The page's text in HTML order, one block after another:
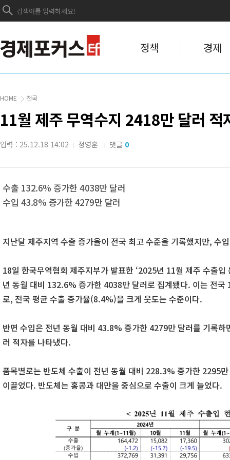
정책 경제
HOME 전국
11월 제주 무역수지 2418만 달러 적
입력 : 25.12.18 14:02 | 정영훈 | 댓글 0
수출 132.6% 증가한 4038만 달러
수입 43.8% 증가한 4279만 달러
지난달 제주지역 수출 증가율이 전국 최고 수준을 기록했지만, 수
18일 한국무역협회 제주지부가 발표한 ‘2025년 11월 제주 수출
년 동월 대비 132.6% 증가한 4038만 달러로 집계됐다. 이는 전국
로, 전국 평균 수출 증가율(8.4%)을 크게 웃도는 수준이다.
반면 수입은 전년 동월 대비 43.8% 증가한 4279만 달러를 기록
러 적자를 나타냈다.
품목별로는 반도체 수출이 전년 동월 대비 228.3% 증가한 2295
이끌었다. 반도체는 홍콩과 대만을 중심으로 수출이 크게 늘었다.